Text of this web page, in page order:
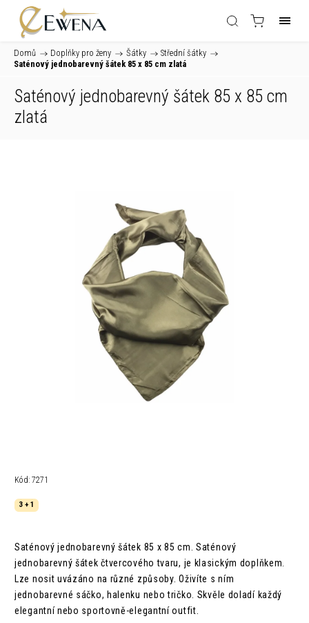
Domů / Doplňky pro ženy / Šátky / Střední šátky /
Saténový jednobarevný šátek 85 x 85 cm zlatá
Saténový jednobarevný šátek 85 x 85 cm
zlatá
Kód: 7271
3 + 1
Saténový jednobarevný šátek 85 x 85 cm. Saténový
jednobarevný šátek čtvercového tvaru, je klasickým doplňkem.
Lze nosit uvázáno na různé způsoby. Oživíte s ním
jednobarevné sáčko, halenku nebo tričko. Skvěle doladí každý
elegantní nebo sportovně-elegantní outfit.